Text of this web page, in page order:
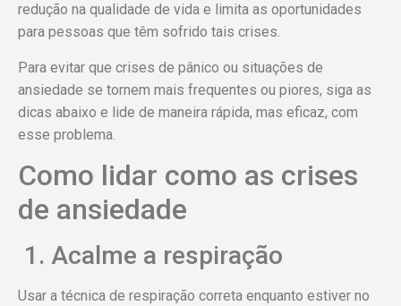
redução na qualidade de vida e limita as oportunidades
para pessoas que têm sofrido tais crises.
Para evitar que crises de pânico ou situações de
ansiedade se tornem mais frequentes ou piores, siga as
dicas abaixo e lide de maneira rápida, mas eficaz, com
esse problema.
Como lidar como as crises
de ansiedade
1. Acalme a respiração
Usar a técnica de respiração correta enquanto estiver no